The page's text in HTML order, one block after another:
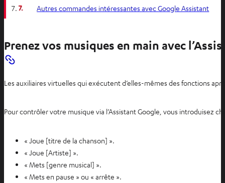
7. Autres commandes intéressantes avec Google Assistant
Prenez vos musiques en main avec
Les auxiliaires virtuelles qui exécutent d’elles-mêmes des fonctions
Pour contrôler votre musique via l’Assistant Google, vous introduisez
« Joue [titre de la chanson] ».
« Joue [Artiste] ».
« Mets [genre musical] ».
« Mets en pause » ou « arrête ».